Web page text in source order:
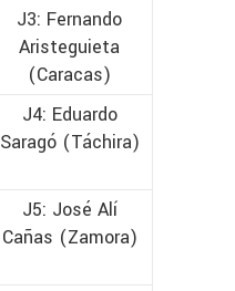
J3: Fernando
Aristeguieta
(Caracas)
J4: Eduardo
Saragó (Táchira)
J5: José Alí
Cañas (Zamora)